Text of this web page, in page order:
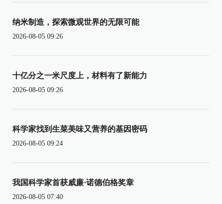
纳米制造，探索微观世界的无限可能
2026-08-05 09:26
十亿分之一米尺度上，材料有了新能力
2026-08-05 09:26
科学家找到生菜美味又营养的基因密码
2026-08-05 09:24
我国科学家首获威廉·诺德伯格奖章
2026-08-05 07:40